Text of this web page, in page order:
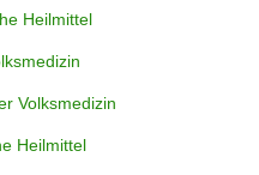
Heilmittel
Volksmedizin
Heilmittel